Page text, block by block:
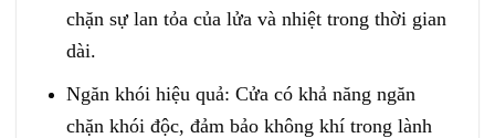
chặn sự lan tỏa của lửa và nhiệt trong thời gian
dài.
Ngăn khói hiệu quả: Cửa có khả năng ngăn
chặn khói độc, đảm bảo không khí trong lành